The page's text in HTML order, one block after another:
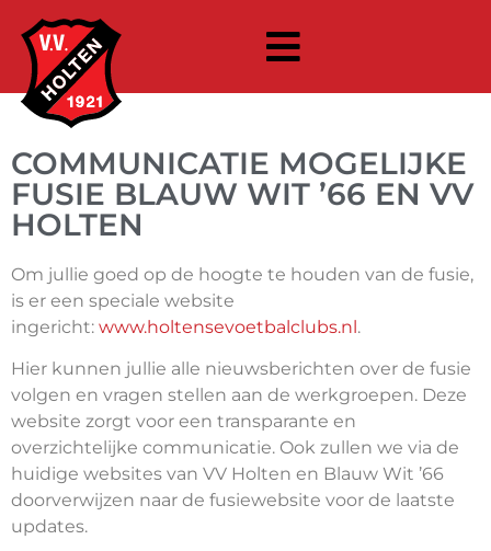
COMMUNICATIE MOGELIJKE
FUSIE BLAUW WIT ’66 EN VV
HOLTEN
Om jullie goed op de hoogte te houden van de fusie,
is er een speciale website
ingericht: www.holtensevoetbalclubs.nl.
Hier kunnen jullie alle nieuwsberichten over de fusie
volgen en vragen stellen aan de werkgroepen. Deze
website zorgt voor een transparante en
overzichtelijke communicatie. Ook zullen we via de
huidige websites van VV Holten en Blauw Wit ’66
doorverwijzen naar de fusiewebsite voor de laatste
updates.